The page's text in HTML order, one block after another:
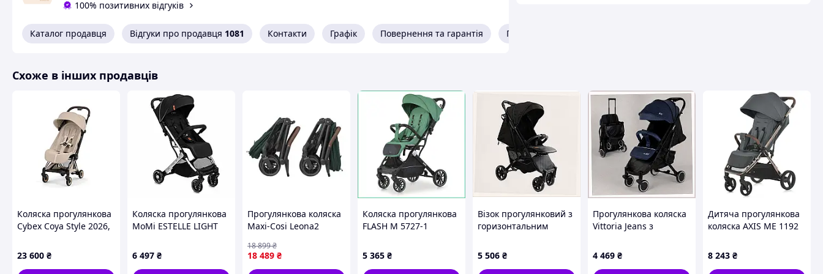
сонячну погоду. Завдяки підвісці на всіх чотирьох колесах та сидінні, поїздка завжди буде приємною.
ключові характеристики:
коляска підходить для дітей від народження до 15 кг
горизонтальне положення лежачи
великий та легкодоступний кошик
5-точковий ремінь безпеки з підкладкою
сітчасте віконце з можливістю відкриття
капюшон із захистом UPF 50+
поворотні передні колеса з механізмом блокування
підвіска всіх коліс
запобіжник перед складанням
коляска стоїть самостійно у складеному вигляді
можливість використовувати автокрісло Graco Snugesentials без використання адаптерів
чохол для коляски в комплекті
Розміри розкладеного візка: довжина 64 х ширина 60 х висота 104 см
100% позитивних відгуків
Каталог продавця Відгуки про продавця 1081 Контакти Графік Повернення та гарантія Про продавця
Схоже в інших продавців
Коляска прогулянкова
Cybex Coya Style 2026,
23 600 ₴
Коляска прогулянкова
MoMi ESTELLE LIGHT
6 497 ₴
Прогулянкова коляска
Maxi-Cosi Leona2
(1204403110)
18 489 ₴
18 899₴
Коляска прогулянкова
FLASH M 5727-1
телескопічною ручкою
валізи алюмінієва до
5 365 ₴
Візок прогулянковий з
горизонтальним
Joy Livvi 8E9K5K0629
5 506 ₴
Прогулянкова коляска
Vittoria Jeans з
2P5E9P5593
4 469 ₴
Дитяча прогулянкова
коляска AXIS ME 1192
stunning-products-for-
life-
8 243 ₴